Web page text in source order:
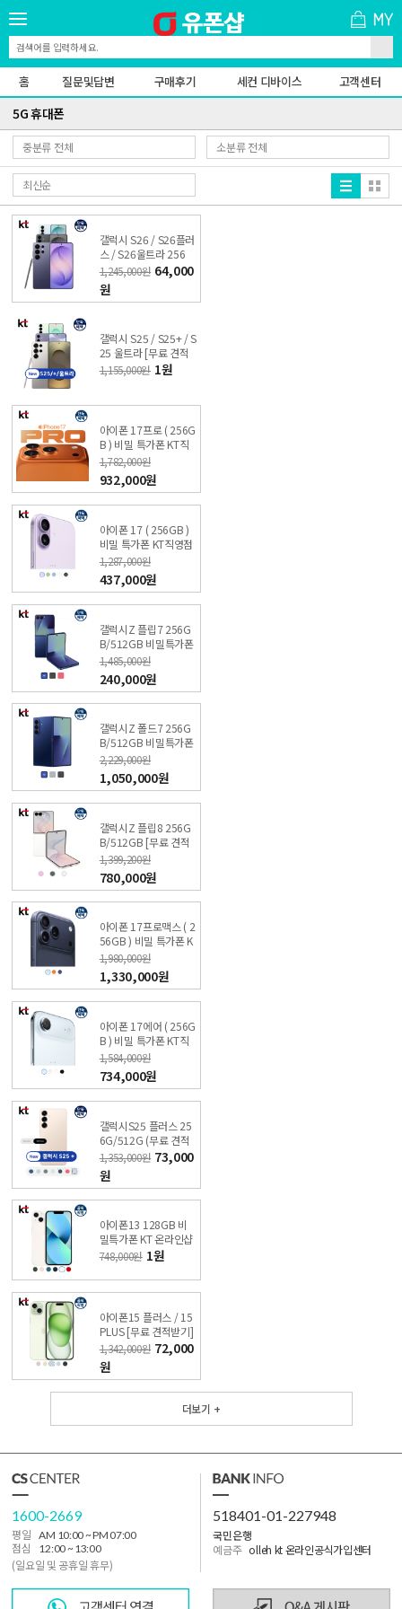
홈 질문및답변 구매후기 세컨 디바이스 고객센터
5G 휴대폰
갤럭시 S26 / S26플러
스 / S26울트라 256
G/512G [무료 견적받
기] 싼올레폰
1,245,000원 64,000
원
갤럭시 S25 / S25+ / S
25 울트라 [무료 견적
받기] 싼올레폰
1,155,000원 1원
아이폰 17프로 ( 256G
B ) 비밀 특가폰 KT직
영점 싼올레폰
1,782,000원
932,000원
아이폰 17 ( 256GB )
비밀 특가폰 KT직영점
싼올레폰
1,287,000원
437,000원
갤럭시Z 플립7 256G
B/512GB 비밀특가폰
KT 온라인샵
1,485,000원
240,000원
갤럭시Z 폴드7 256G
B/512GB 비밀특가폰
KT 온라인샵
2,229,000원
1,050,000원
갤럭시Z 플립8 256G
B/512GB [무료 견적
받기] 싼올레폰
1,399,200원
780,000원
아이폰 17프로맥스 ( 2
56GB ) 비밀 특가폰 K
T직영점 싼올레폰
1,980,000원
1,330,000원
아이폰 17에어 ( 256G
B ) 비밀 특가폰 KT직
영점 싼올레폰
1,584,000원
734,000원
갤럭시S25 플러스 25
6G/512G (무료 견적
받기) KT 온라인샵 싼
올레폰
1,353,000원 73,000
원
아이폰13 128GB 비
밀특가폰 KT 온라인샵
748,000원 1원
아이폰15 플러스 / 15
PLUS [무료 견적받기]
싼올레폰
1,342,000원 72,000
원
더보기 +
1600-2669
평일
AM 10:00 ~ PM 07:00
점심
12:00 ~ 13:00
(일요일 및 공휴일 휴무)
518401-01-227948
국민은행
예금주 olleh kt 온라인공식가입센터